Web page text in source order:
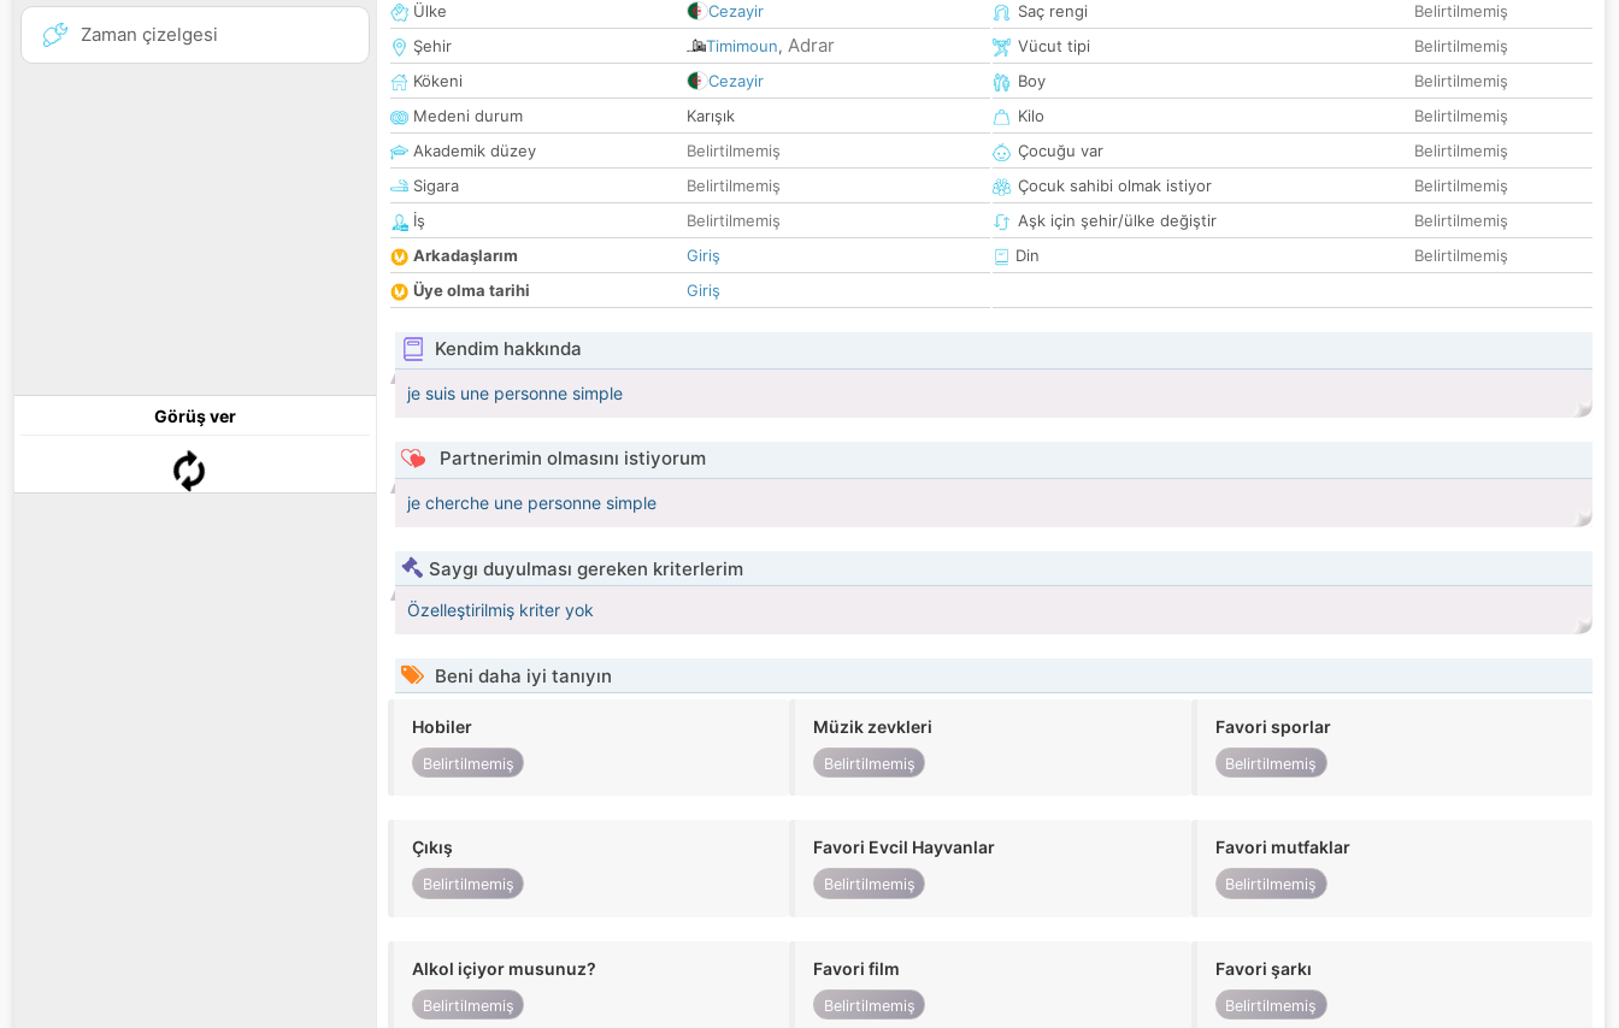
Zaman çizelgesi
Görüş ver
Ülke
Cezayir
Şehir
Timimoun, Adrar
Kökeni
Cezayir
Medeni durum
Karışık
Akademik düzey
Belirtilmemiş
Sigara
Belirtilmemiş
İş
Belirtilmemiş
Arkadaşlarım
Giriş
Üye olma tarihi
Giriş
Saç rengi
Belirtilmemiş
Vücut tipi
Belirtilmemiş
Boy
Belirtilmemiş
Kilo
Belirtilmemiş
Çocuğu var
Belirtilmemiş
Çocuk sahibi olmak istiyor
Belirtilmemiş
Aşk için şehir/ülke değiştir
Belirtilmemiş
Din
Belirtilmemiş
Kendim hakkında
je suis une personne simple
Partnerimin olmasını istiyorum
je cherche une personne simple
Saygı duyulması gereken kriterlerim
Özelleştirilmiş kriter yok
Beni daha iyi tanıyın
Hobiler
Belirtilmemiş
Müzik zevkleri
Belirtilmemiş
Favori sporlar
Belirtilmemiş
Çıkış
Belirtilmemiş
Favori Evcil Hayvanlar
Belirtilmemiş
Favori mutfaklar
Belirtilmemiş
Alkol içiyor musunuz?
Belirtilmemiş
Favori film
Belirtilmemiş
Favori şarkı
Belirtilmemiş